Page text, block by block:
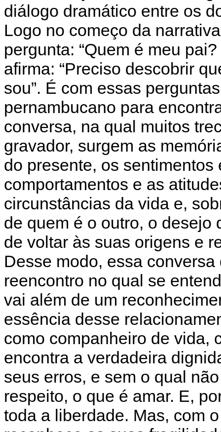
diálogo dramático entre os
Logo no começo da
pergunta: “Quem é meu
afirma: “Preciso descobrir
sou”. É com essas
pernambucano para
conversa, na qual muitos
gravador, surgem as
do presente, os
comportamentos e as
circunstâncias da vida e,
de quem é o outro, o desejo
de voltar às suas origens e
Desse modo, essa
reencontro no qual se
vai além de um
essência desse
como companheiro de vida,
encontra a verdadeira
seus erros, e sem o qual
respeito, o que é amar. E,
toda a liberdade. Mas, com